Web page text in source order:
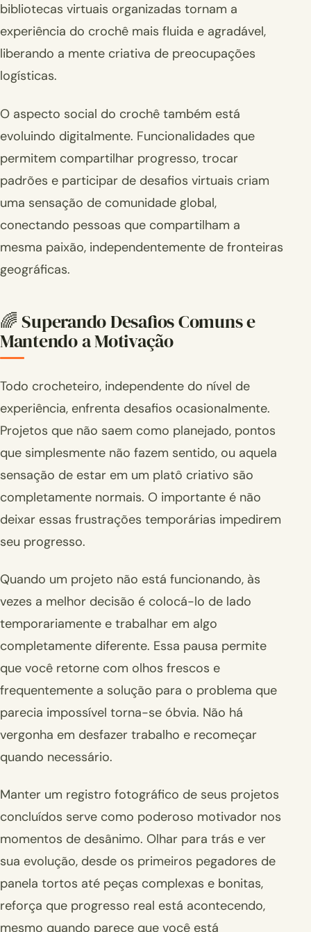
bibliotecas virtuais organizadas tornam a
experiência do crochê mais fluida e agradável,
liberando a mente criativa de preocupações
logísticas.
O aspecto social do crochê também está
evoluindo digitalmente. Funcionalidades que
permitem compartilhar progresso, trocar
padrões e participar de desafios virtuais criam
uma sensação de comunidade global,
conectando pessoas que compartilham a
mesma paixão, independentemente de fronteiras
geográficas.
🌈 Superando Desafios Comuns e
Mantendo a Motivação
Todo crocheteiro, independente do nível de
experiência, enfrenta desafios ocasionalmente.
Projetos que não saem como planejado, pontos
que simplesmente não fazem sentido, ou aquela
sensação de estar em um platô criativo são
completamente normais. O importante é não
deixar essas frustrações temporárias impedirem
seu progresso.
Quando um projeto não está funcionando, às
vezes a melhor decisão é colocá-lo de lado
temporariamente e trabalhar em algo
completamente diferente. Essa pausa permite
que você retorne com olhos frescos e
frequentemente a solução para o problema que
parecia impossível torna-se óbvia. Não há
vergonha em desfazer trabalho e recomeçar
quando necessário.
Manter um registro fotográfico de seus projetos
concluídos serve como poderoso motivador nos
momentos de desânimo. Olhar para trás e ver
sua evolução, desde os primeiros pegadores de
panela tortos até peças complexas e bonitas,
reforça que progresso real está acontecendo,
mesmo quando parece que você está